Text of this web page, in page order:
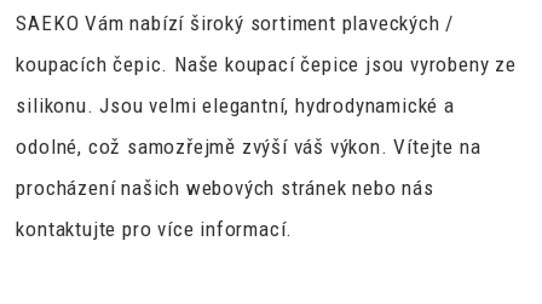
SAEKO Vám nabízí široký sortiment plaveckých /
koupacích čepic. Naše koupací čepice jsou vyrobeny ze
silikonu. Jsou velmi elegantní, hydrodynamické a
odolné, což samozřejmě zvýší váš výkon. Vítejte na
procházení našich webových stránek nebo nás
kontaktujte pro více informací.